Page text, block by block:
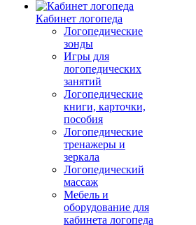
Кабинет логопеда
Логопедические
зонды
Игры для
логопедических
занятий
Логопедические
книги, карточки,
пособия
Логопедические
тренажеры и
зеркала
Логопедический
массаж
Мебель и
оборудование для
кабинета логопеда